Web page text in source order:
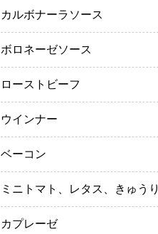
カルボナーラソース
ボロネーゼソース
ローストビーフ
ウインナー
ベーコン
ミニトマト、レタス、きゅうり
カプレーゼ